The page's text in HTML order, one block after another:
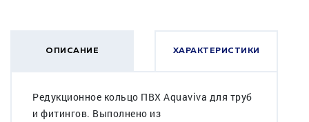
ОПИСАНИЕ ХАРАКТЕРИСТИКИ
Редукционное кольцо ПВХ Aquaviva для труб
и фитингов. Выполнено из